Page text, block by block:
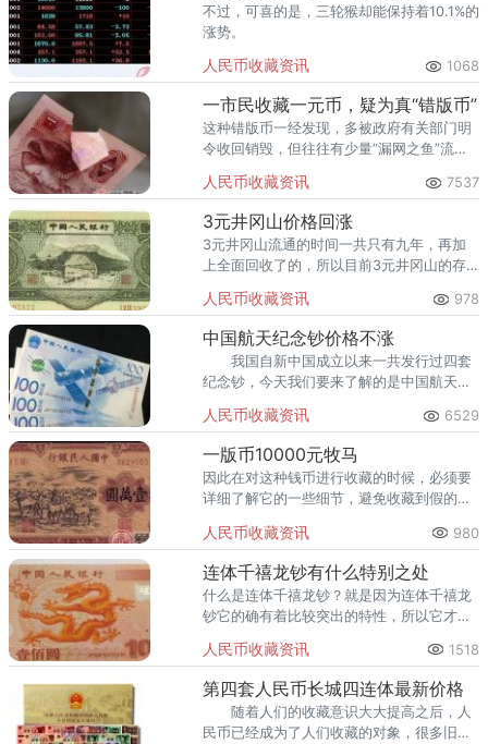
不过，可喜的是，三轮猴却能保持着10.1%的
涨势。
人民币收藏资讯 1068
一市民收藏一元币，疑为真“错版币”
这种错版币一经发现，多被政府有关部门明
令收回销毁，但往往有少量“漏网之鱼”流入
人民币收藏资讯 7537
3元井冈山价格回涨
3元井冈山流通的时间一共只有九年，再加
上全面回收了的，所以目前3元井冈山的存
人民币收藏资讯 978
中国航天纪念钞价格不涨
我国自新中国成立以来一共发行过四套
纪念钞，今天我们要来了解的是中国航天纪
是我国第一次以航天作为主题的纪念钞，它
与人民币可以等值流通。
人民币收藏资讯 6529
一版币10000元牧马
因此在对这种钱币进行收藏的时候，必须要
详细了解它的一些细节，避免收藏到假的产
人民币收藏资讯 980
连体千禧龙钞有什么特别之处
什么是连体千禧龙钞？就是因为连体千禧龙
钞它的确有着比较突出的特性，所以它才会
一阵投资狂潮。
人民币收藏资讯 1518
第四套人民币长城四连体最新价格
随着人们的收藏意识大大提高之后，人
民币已经成为了人们收藏的对象，很多旧版